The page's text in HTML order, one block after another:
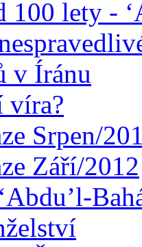
100 lety -
v Íránu
víra?
Srpen/
Září/2012